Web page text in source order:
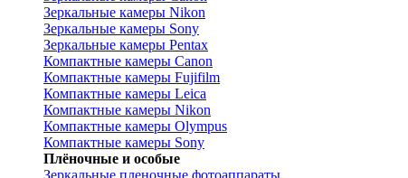
Зеркальные камеры Nikon
Зеркальные камеры Sony
Зеркальные камеры Pentax
Компактные камеры Canon
Компактные камеры Fujifilm
Компактные камеры Leica
Компактные камеры Nikon
Компактные камеры Olympus
Компактные камеры Sony
Плёночные и особые
Зеркальные пленочные фотоаппараты